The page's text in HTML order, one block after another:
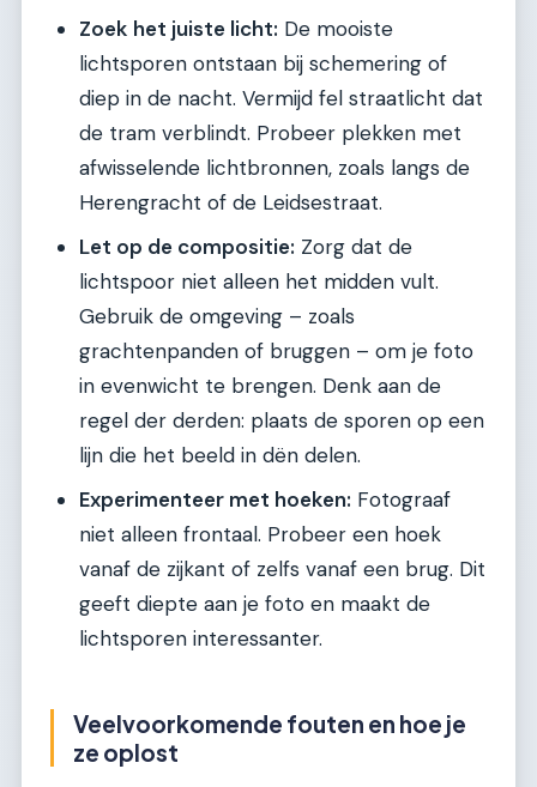
Zoek het juiste licht: De mooiste
lichtsporen ontstaan bij schemering of
diep in de nacht. Vermijd fel straatlicht dat
de tram verblindt. Probeer plekken met
afwisselende lichtbronnen, zoals langs de
Herengracht of de Leidsestraat.
Let op de compositie: Zorg dat de
lichtspoor niet alleen het midden vult.
Gebruik de omgeving – zoals
grachtenpanden of bruggen – om je foto
in evenwicht te brengen. Denk aan de
regel der derden: plaats de sporen op een
lijn die het beeld in dën delen.
Experimenteer met hoeken: Fotograaf
niet alleen frontaal. Probeer een hoek
vanaf de zijkant of zelfs vanaf een brug. Dit
geeft diepte aan je foto en maakt de
lichtsporen interessanter.
Veelvoorkomende fouten en hoe je
ze oplost